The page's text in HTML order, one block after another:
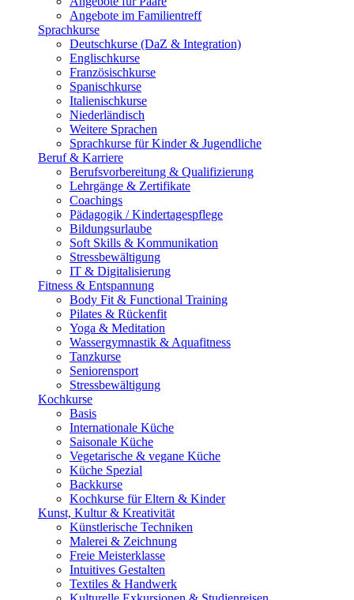
Angebote im Familientreff
Sprachkurse
Deutschkurse (DaZ & Integration)
Englischkurse
Französischkurse
Spanischkurse
Italienischkurse
Niederländisch
Weitere Sprachen
Sprachkurse für Kinder & Jugendliche
Beruf & Karriere
Berufsvorbereitung & Qualifizierung
Lehrgänge & Zertifikate
Coachings
Pädagogik / Kindertagespflege
Bildungsurlaube
Soft Skills & Kommunikation
Stressbewältigung
IT & Digitalisierung
Fitness & Entspannung
Body Fit & Functional Training
Pilates & Rückenfit
Yoga & Meditation
Wassergymnastik & Aquafitness
Tanzkurse
Seniorensport
Stressbewältigung
Kochkurse
Basis
Internationale Küche
Saisonale Küche
Vegetarische & vegane Küche
Küche Spezial
Backkurse
Kochkurse für Eltern & Kinder
Kunst, Kultur & Kreativität
Künstlerische Techniken
Malerei & Zeichnung
Freie Meisterklasse
Intuitives Gestalten
Textiles & Handwerk